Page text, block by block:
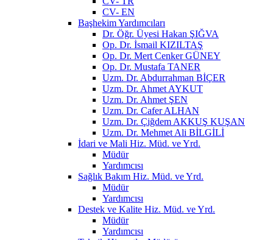
CV- EN
Başhekim Yardımcıları
Dr. Öğr. Üyesi Hakan ŞIĞVA
Op. Dr. İsmail KIZILTAŞ
Op. Dr. Mert Cenker GÜNEY
Op. Dr. Mustafa TANER
Uzm. Dr. Abdurrahman BİÇER
Uzm. Dr. Ahmet AYKUT
Uzm. Dr. Ahmet ŞEN
Uzm. Dr. Cafer ALHAN
Uzm. Dr. Çiğdem AKKUŞ KUŞAN
Uzm. Dr. Mehmet Ali BİLGİLİ
İdari ve Mali Hiz. Müd. ve Yrd.
Müdür
Yardımcısı
Sağlık Bakım Hiz. Müd. ve Yrd.
Müdür
Yardımcısı
Destek ve Kalite Hiz. Müd. ve Yrd.
Müdür
Yardımcısı